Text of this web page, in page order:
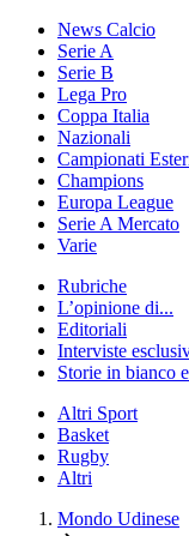
News Calcio
Serie A
Serie B
Lega Pro
Coppa Italia
Nazionali
Campionati
Champions
Europa League
Serie A Mercato
Varie
Rubriche
L’opinione di...
Editoriali
Interviste
Storie in bianco
Altri Sport
Basket
Rugby
Altri
Mondo Udinese